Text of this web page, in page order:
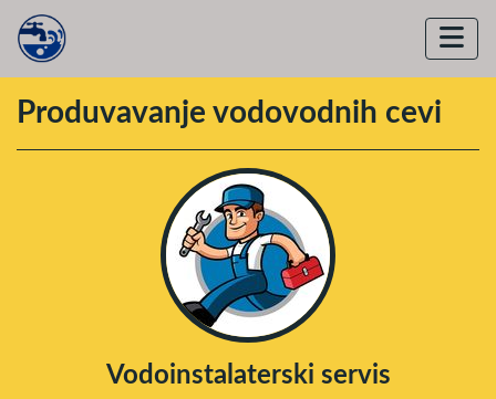
Produvavanje vodovodnih cevi
Vodoinstalaterski servis